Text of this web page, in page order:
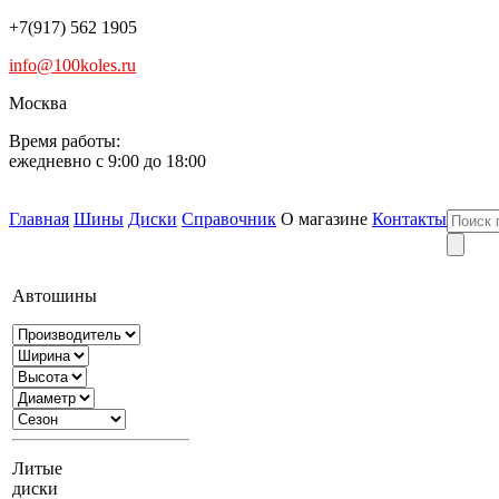
+7(917) 562 1905
info@100koles.ru
Москва
Время работы:
ежедневно с 9:00 до 18:00
Главная Шины Диски Справочник О магазине Контакты
Автошины
Литые
диски